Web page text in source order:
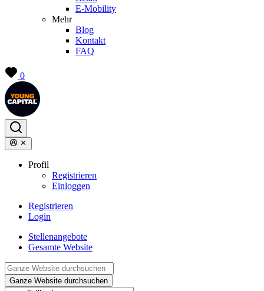
E-Mobility
Mehr
Blog
Kontakt
FAQ
0
Profil
Registrieren
Einloggen
Registrieren
Login
Stellenangebote
Gesamte Website